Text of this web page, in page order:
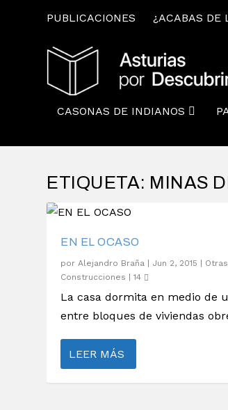
PUBLICACIONES ¿ACABAS DE
CASONAS DE INDIANOS
ETIQUETA: MINAS
EN EL OCASO
porAlejandro Braña Jun 2, 2015
Construcciones |14
La casa dormita en medio de
entre bloques de viviendas
LEER MÁS